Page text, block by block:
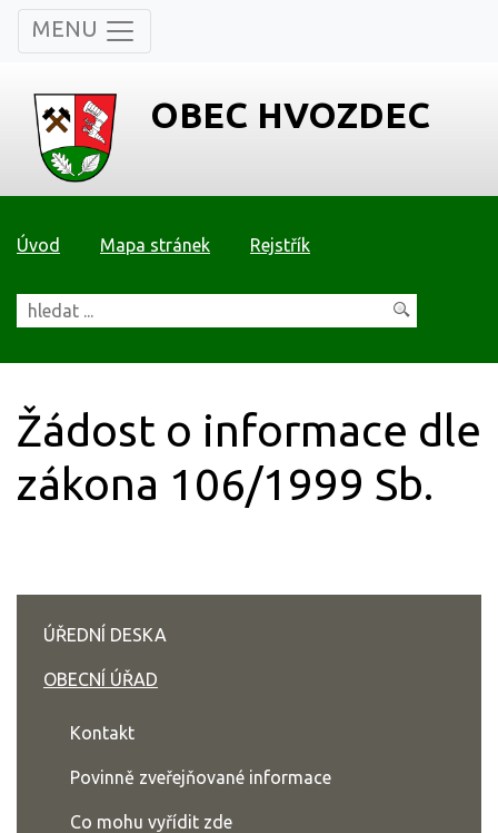
MENU
OBEC HVOZDEC
Úvod Mapa stránek Rejstřík
Žádost o informace dle
zákona 106/1999 Sb.
ÚŘEDNÍ DESKA
OBECNÍ ÚŘAD
Kontakt
Povinně zveřejňované informace
Co mohu vyřídit zde